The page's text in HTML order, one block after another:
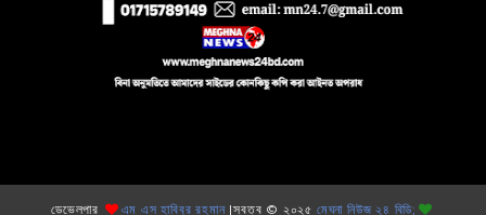
ডেভেলপার এম এস হাবিবুর রহমান|স্বত্ব © ২০২৫ মেঘনা নিউজ ২৪ বিডি;